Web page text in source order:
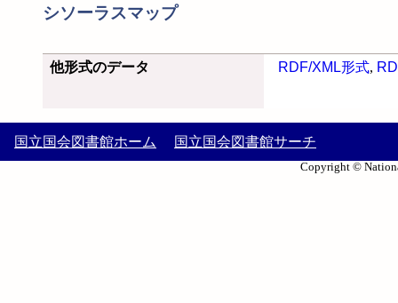
シソーラスマップ
他形式のデータ RDF/XML形式,
国立国会図書館ホーム 国立国会図書館サーチ
Copyright ©